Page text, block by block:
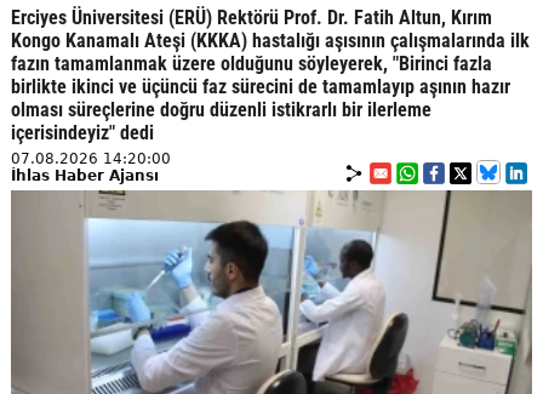
Erciyes Üniversitesi (ERÜ) Rektörü Prof. Dr. Fatih Altun, Kırım
Kongo Kanamalı Ateşi (KKKA) hastalığı aşısının çalışmalarında ilk
fazın tamamlanmak üzere olduğunu söyleyerek, "Birinci fazla
birlikte ikinci ve üçüncü faz sürecini de tamamlayıp aşının hazır
olması süreçlerine doğru düzenli istikrarlı bir ilerleme
içerisindeyiz" dedi
07.08.2026 14:20:00
İhlas Haber Ajansı